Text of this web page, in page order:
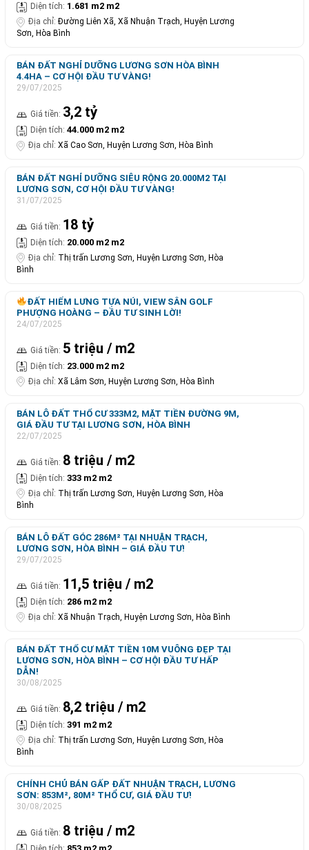
Diện tích: 1.681 m2 m2
Địa chỉ: Đường Liên Xã, Xã Nhuận Trạch, Huyện Lương
Sơn, Hòa Bình
BÁN ĐẤT NGHỈ DƯỠNG LƯƠNG SƠN HÒA BÌNH
4.4HA – CƠ HỘI ĐẦU TƯ VÀNG!
29/07/2025
Giá tiền: 3,2 tỷ
Diện tích: 44.000 m2 m2
Địa chỉ: Xã Cao Sơn, Huyện Lương Sơn, Hòa Bình
BÁN ĐẤT NGHỈ DƯỠNG SIÊU RỘNG 20.000M2 TẠI
LƯƠNG SƠN, CƠ HỘI ĐẦU TƯ VÀNG!
31/07/2025
Giá tiền: 18 tỷ
Diện tích: 20.000 m2 m2
Địa chỉ: Thị trấn Lương Sơn, Huyện Lương Sơn, Hòa
Bình
ĐẤT HIẾM LƯNG TỰA NÚI, VIEW SÂN GOLF
PHƯỢNG HOÀNG – ĐẦU TƯ SINH LỜI!
24/07/2025
Giá tiền: 5 triệu / m2
Diện tích: 23.000 m2 m2
Địa chỉ: Xã Lâm Sơn, Huyện Lương Sơn, Hòa Bình
BÁN LÔ ĐẤT THỔ CƯ 333M2, MẶT TIỀN ĐƯỜNG 9M,
GIÁ ĐẦU TƯ TẠI LƯƠNG SƠN, HÒA BÌNH
22/07/2025
Giá tiền: 8 triệu / m2
Diện tích: 333 m2 m2
Địa chỉ: Thị trấn Lương Sơn, Huyện Lương Sơn, Hòa
Bình
BÁN LÔ ĐẤT GÓC 286M² TẠI NHUẬN TRẠCH,
LƯƠNG SƠN, HÒA BÌNH – GIÁ ĐẦU TƯ!
29/07/2025
Giá tiền: 11,5 triệu / m2
Diện tích: 286 m2 m2
Địa chỉ: Xã Nhuận Trạch, Huyện Lương Sơn, Hòa Bình
BÁN ĐẤT THỔ CƯ MẶT TIỀN 10M VUÔNG ĐẸP TẠI
LƯƠNG SƠN, HÒA BÌNH – CƠ HỘI ĐẦU TƯ HẤP
DẪN!
30/08/2025
Giá tiền: 8,2 triệu / m2
Diện tích: 391 m2 m2
Địa chỉ: Thị trấn Lương Sơn, Huyện Lương Sơn, Hòa
Bình
CHÍNH CHỦ BÁN GẤP ĐẤT NHUẬN TRẠCH, LƯƠNG
SƠN: 853M², 80M² THỔ CƯ, GIÁ ĐẦU TƯ!
30/08/2025
Giá tiền: 8 triệu / m2